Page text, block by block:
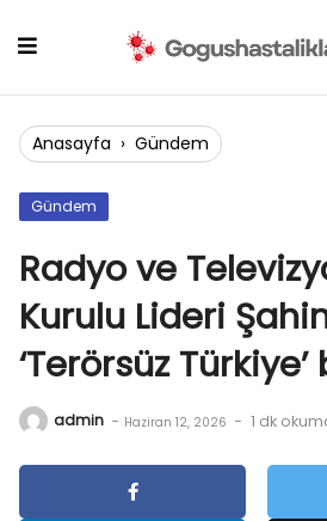
Anasayfa › Gündem
Gündem
Radyo ve
Kurulu Lideri
‘Terörsüz
admin - Haziran 12, 2026 - 1 dk